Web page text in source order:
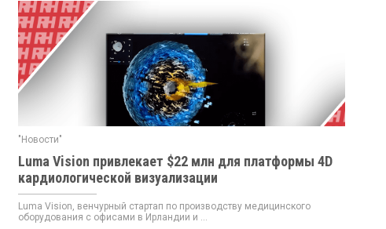
"Новости"
Luma Vision привлекает $22 млн для платформы 4D
кардиологической визуализации
Luma Vision, венчурный стартап по производству медицинского
оборудования с офисами в Ирландии и ...